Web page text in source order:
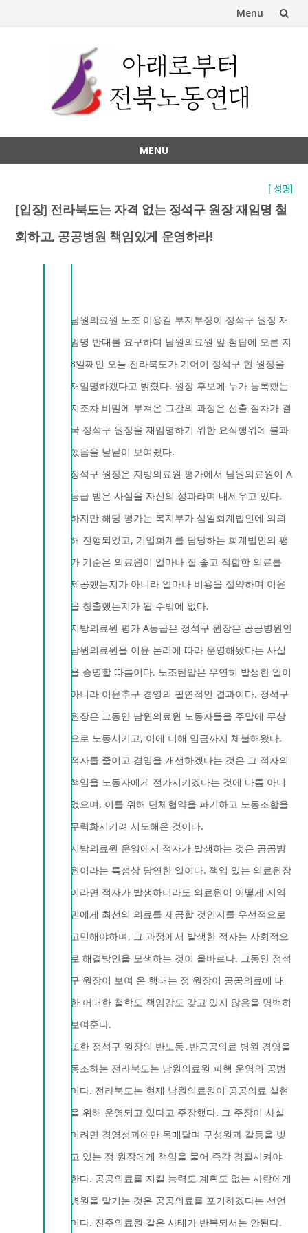
Menu
MENU
content
[ 성명]
[입장] 전라북도는 자격 없는 정석구 원장 재임명 철
회하고, 공공병원 책임있게 운영하라!
남원의료원 노조 이용길 부지부장이 정석구 원장 재
임명 반대를 요구하며 남원의료원 앞 철탑에 오른 지
3일째인 오늘 전라북도가 기어이 정석구 현 원장을
재임명하겠다고 밝혔다. 원장 후보에 누가 등록했는
지조차 비밀에 부쳐온 그간의 과정은 선출 절차가 결
국 정석구 원장을 재임명하기 위한 요식행위에 불과
했음을 낱낱이 보여줬다.
정석구 원장은 지방의료원 평가에서 남원의료원이 A
등급 받은 사실을 자신의 성과라며 내세우고 있다.
하지만 해당 평가는 복지부가 삼일회계법인에 의뢰
해 진행되었고, 기업회계를 담당하는 회계법인의 평
가 기준은 의료원이 얼마나 질 좋고 적합한 의료를
제공했는지가 아니라 얼마나 비용을 절약하며 이윤
을 창출했는지가 될 수밖에 없다.
지방의료원 평가 A등급은 정석구 원장은 공공병원인
남원의료원을 이윤 논리에 따라 운영해왔다는 사실
을 증명할 따름이다. 노조탄압은 우연히 발생한 일이
아니라 이윤추구 경영의 필연적인 결과이다. 정석구
원장은 그동안 남원의료원 노동자들을 주말에 무상
으로 노동시키고, 이에 더해 임금까지 체불해왔다.
적자를 줄이고 경영을 개선하겠다는 것은 그 적자의
책임을 노동자에게 전가시키겠다는 것에 다름 아니
었으며, 이를 위해 단체협약을 파기하고 노동조합을
무력화시키려 시도해온 것이다.
지방의료원 운영에서 적자가 발생하는 것은 공공병
원이라는 특성상 당연한 일이다. 책임 있는 의료원장
이라면 적자가 발생하더라도 의료원이 어떻게 지역
민에게 최선의 의료를 제공할 것인지를 우선적으로
고민해야하며, 그 과정에서 발생한 적자는 사회적으
로 해결방안을 모색하는 것이 올바르다. 그동안 정석
구 원장이 보여 온 행태는 정 원장이 공공의료에 대
한 어떠한 철학도 책임감도 갖고 있지 않음을 명백히
보여준다.
또한 정석구 원장의 반노동․반공공의료 병원 경영을
동조하는 전라북도는 남원의료원 파행 운영의 공범
이다. 전라북도는 현재 남원의료원이 공공의료 실현
을 위해 운영되고 있다고 주장했다. 그 주장이 사실
이려면 경영성과에만 목매달며 구성원과 갈등을 빚
고 있는 정 원장에게 책임을 물어 즉각 경질시켜야
한다. 공공의료를 지킬 능력도 계획도 없는 사람에게
병원을 맡기는 것은 공공의료를 포기하겠다는 선언
이다. 진주의료원 같은 사태가 반복되서는 안된다.